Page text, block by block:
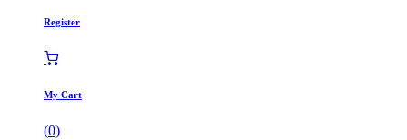
Register
My Cart
(0)